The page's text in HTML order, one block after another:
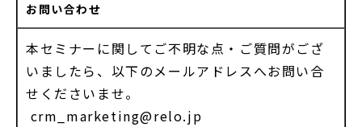
お問い合わせ
本セミナーに関してご不明な点・ご質問がござ
いましたら、以下のメールアドレスへお問い合
せくださいませ。
crm_marketing@relo.jp